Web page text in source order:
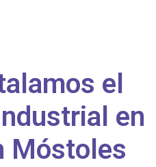
el
en
Móstoles